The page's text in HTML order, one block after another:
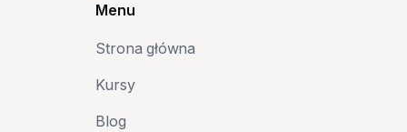
Menu
Strona główna
Kursy
Blog